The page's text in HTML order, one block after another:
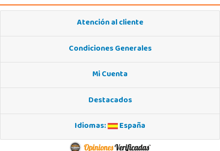
Localizar Tienda
STOCK DISPONIBLE
21002, Huelva
POCAS UNIDADES
Atención al cliente
Condiciones Generales
Mi Cuenta
Destacados
Idiomas:
España